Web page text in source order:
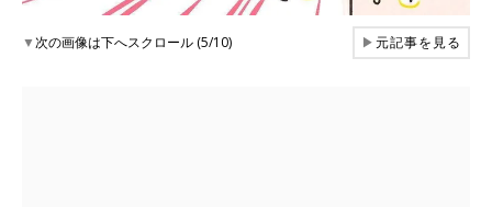
▼次の画像は下へスクロール (5/10) ▶元記事を見る